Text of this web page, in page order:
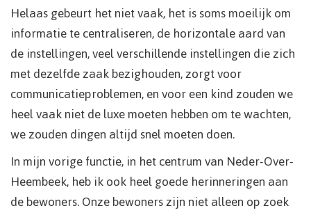
Helaas gebeurt het niet vaak, het is soms moeilijk om
informatie te centraliseren, de horizontale aard van
de instellingen, veel verschillende instellingen die zich
met dezelfde zaak bezighouden, zorgt voor
communicatieproblemen, en voor een kind zouden we
heel vaak niet de luxe moeten hebben om te wachten,
we zouden dingen altijd snel moeten doen.
In mijn vorige functie, in het centrum van Neder-Over-
Heembeek, heb ik ook heel goede herinneringen aan
de bewoners. Onze bewoners zijn niet alleen op zoek